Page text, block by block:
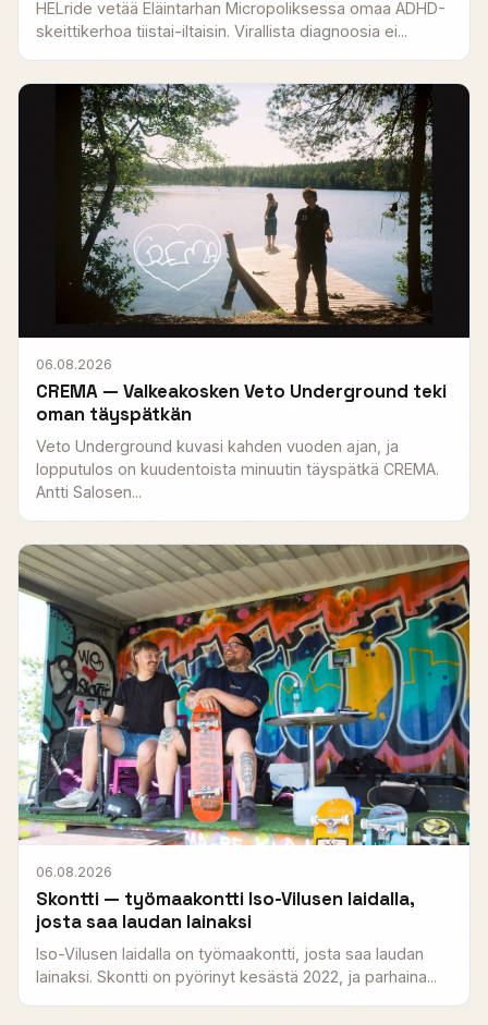
HELride vetää Eläintarhan Micropoliksessa omaa ADHD-
skeittikerhoa tiistai-iltaisin. Virallista diagnoosia ei...
06.08.2026
CREMA — Valkeakosken Veto Underground teki
oman täyspätkän
Veto Underground kuvasi kahden vuoden ajan, ja
lopputulos on kuudentoista minuutin täyspätkä CREMA.
Antti Salosen...
06.08.2026
Skontti — työmaakontti Iso-Vilusen laidalla,
josta saa laudan lainaksi
Iso-Vilusen laidalla on työmaakontti, josta saa laudan
lainaksi. Skontti on pyörinyt kesästä 2022, ja parhaina...